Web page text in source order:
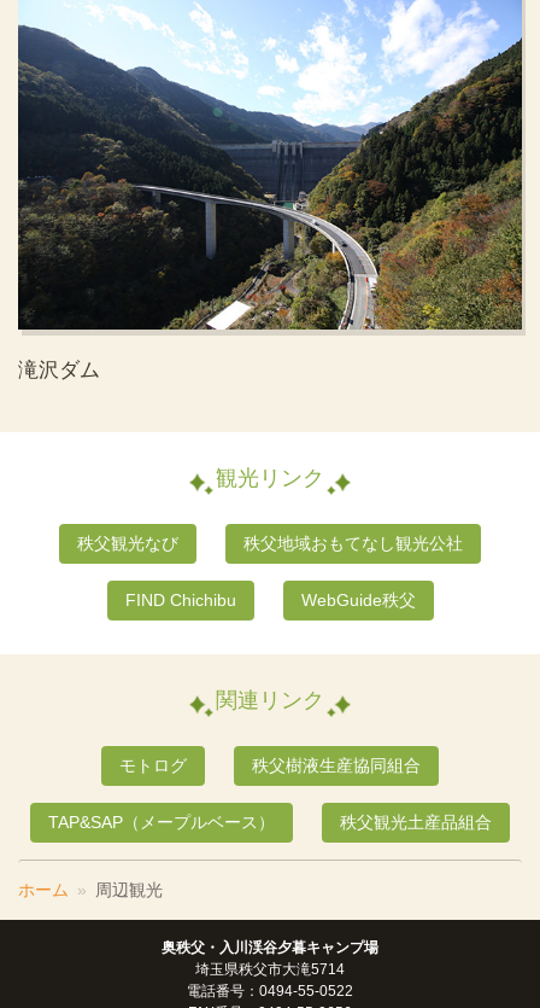
滝沢ダム
観光リンク
秩父観光なび 秩父地域おもてなし観光公社
FIND Chichibu WebGuide秩父
関連リンク
モトログ 秩父樹液生産協同組合
TAP&SAP（メープルベース） 秩父観光土産品組合
ホーム 周辺観光
奥秩父・入川渓谷夕暮キャンプ場
埼玉県秩父市大滝5714
電話番号：0494-55-0522